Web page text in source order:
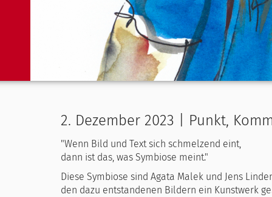
2. Dezember 2023 | Punkt,
"Wenn Bild und Text sich schmelzend eint,
dann ist das, was Symbiose meint."
Diese Symbiose sind Agata Malek und Jens
den dazu entstandenen Bildern ein Kunstwerk